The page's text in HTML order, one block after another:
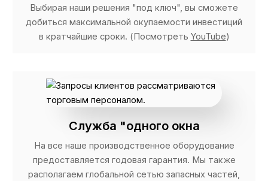
Выбирая наши решения "под ключ", вы сможете
добиться максимальной окупаемости инвестиций
в кратчайшие сроки. (Посмотреть YouTube)
Служба "одного окна
На все наше производственное оборудование
предоставляется годовая гарантия. Мы также
располагаем глобальной сетью запасных частей,